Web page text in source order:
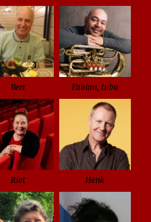
Bert Fabian, tuba
Riet
Henk